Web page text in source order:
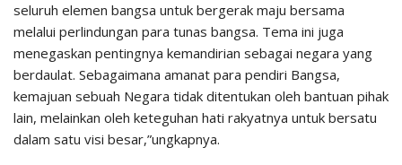
seluruh elemen bangsa untuk bergerak maju bersama
melalui perlindungan para tunas bangsa. Tema ini juga
menegaskan pentingnya kemandirian sebagai negara yang
berdaulat. Sebagaimana amanat para pendiri Bangsa,
kemajuan sebuah Negara tidak ditentukan oleh bantuan pihak
lain, melainkan oleh keteguhan hati rakyatnya untuk bersatu
dalam satu visi besar,”ungkapnya.